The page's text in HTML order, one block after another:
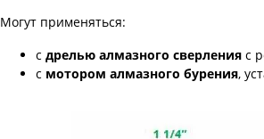
Могут применяться:
с дрелью алмазного сверления с
с мотором алмазного бурения,